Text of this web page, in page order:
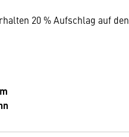
20 % Aufschlag auf